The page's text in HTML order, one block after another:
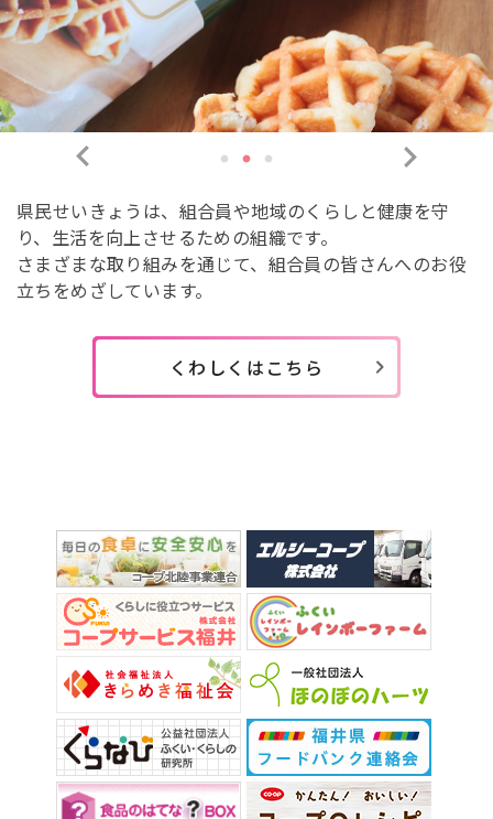
県民せいきょうは、組合員や地域のくらしと健康を守
り、生活を向上させるための組織です。
さまざまな取り組みを通じて、組合員の皆さんへのお役
立ちをめざしています。
くわしくはこちら